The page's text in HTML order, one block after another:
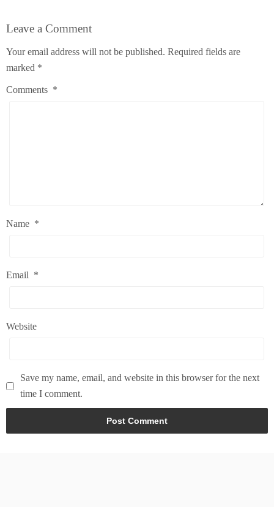
Leave a Comment
Your email address will not be published. Required fields are
marked *
Comments *
Name *
Email *
Website
Save my name, email, and website in this browser for the next
time I comment.